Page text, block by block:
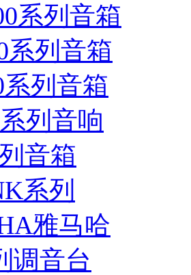
系列音箱
系列音箱
系列音箱
列音响
音箱
系列
雅马哈
调音台